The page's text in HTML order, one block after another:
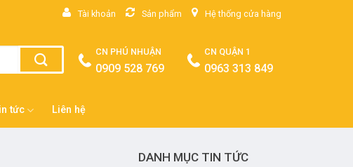
Tài khoản Sản phẩm Hệ thống cửa hàng
CN PHÚ NHUẬN
0909 528 769
CN QUẬN 1
0963 313 849
tức Liên hệ
DANH MỤC TIN TỨC